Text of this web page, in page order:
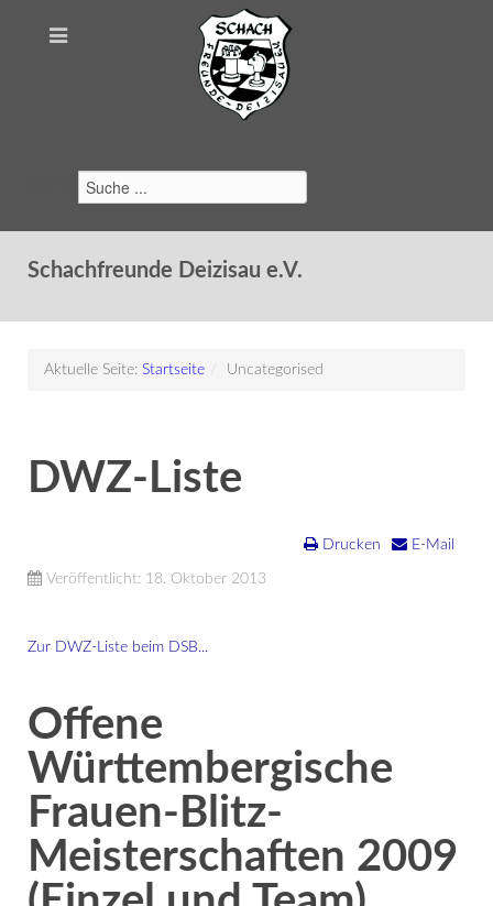
Schachfreunde Deizisau e.V.
Aktuelle Seite: Startseite / Uncategorised
DWZ-Liste
Drucken E-Mail
Veröffentlicht: 18. Oktober 2013
Zur DWZ-Liste beim DSB...
Offene
Württembergische
Frauen-Blitz-
Meisterschaften 2009